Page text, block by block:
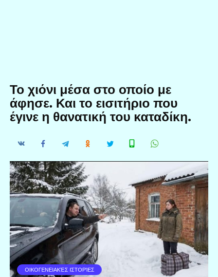
Το χιόνι μέσα στο οποίο με
άφησε. Και το εισιτήριο που
έγινε η θανατική του καταδίκη.
ΟΙΚΟΓΕΝΕΙΑΚΈΣ ΙΣΤΟΡΊΕΣ